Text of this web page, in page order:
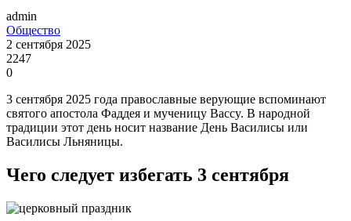
admin
Общество
2 сентября 2025
2247
0
3 сентября 2025 года православные верующие вспоминают
святого апостола Фаддея и мученицу Вассy. В народной
традиции этот день носит название День Василисы или
Василисы Льняницы.
Чего следует избегать 3 сентября